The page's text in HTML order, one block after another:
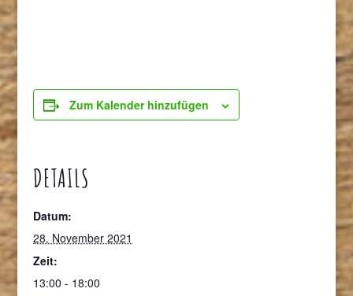
Zum Kalender hinzufügen
DETAILS
Datum:
28. November 2021
Zeit:
13:00 - 18:00